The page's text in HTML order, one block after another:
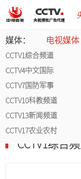
媒体： 电视媒体
CCTV1综合频道
CCTV4中文国际
CCTV7国防军事
CCTV10科教频道
CCTV13新闻频道
CCTV17农业农村
CCTV1综合